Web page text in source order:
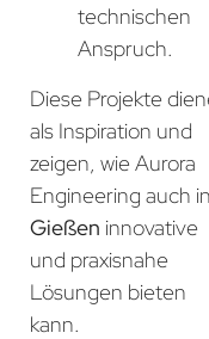
technischen
Anspruch.
Diese Projekte
als Inspiration und
zeigen, wie Aurora
Engineering auch in
Gießen innovative
und praxisnahe
Lösungen bieten
kann.